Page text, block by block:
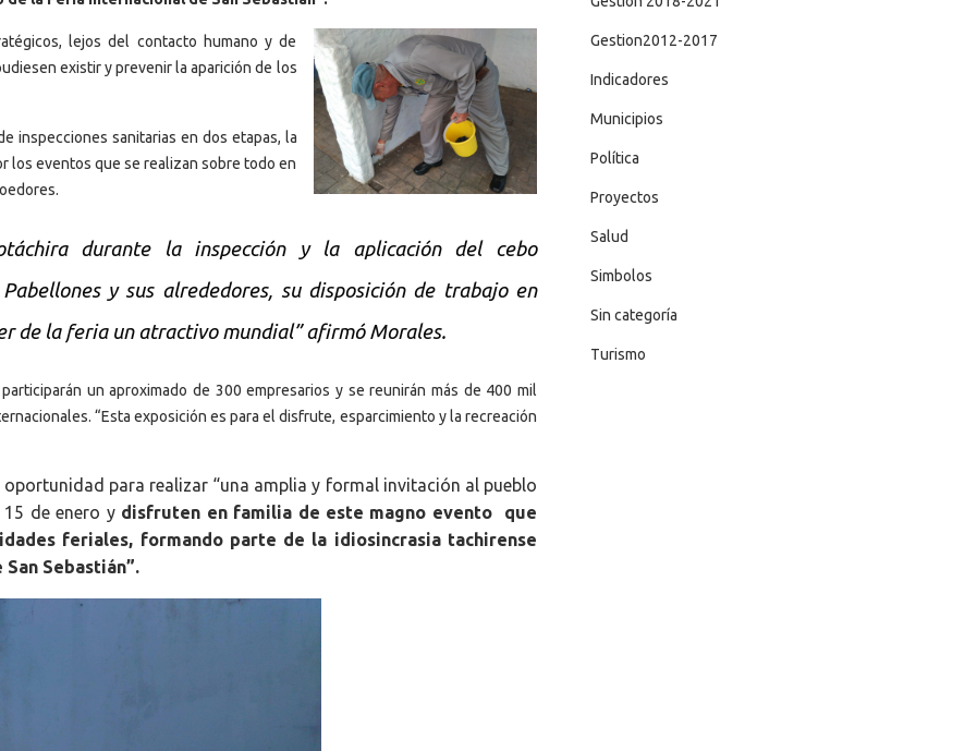
lejos del contacto humano y de
existir y prevenir la aparición de los
inspecciones sanitarias en dos etapas, la
los eventos que se realizan sobre todo en
durante la inspección y la aplicación del cebo
y sus alrededores, su disposición de trabajo en
de la feria un atractivo mundial” afirmó Morales.
un aproximado de 300 empresarios y se reunirán más de 400 mil
“Esta exposición es para el disfrute, esparcimiento y la recreación
para realizar “una amplia y formal invitación al pueblo
de enero y disfruten en familia de este magno evento que
feriales, formando parte de la idiosincrasia tachirense
Sebastián”.
Gestion2012-2017
Indicadores
Municipios
Política
Proyectos
Salud
Simbolos
Sin categoría
Turismo